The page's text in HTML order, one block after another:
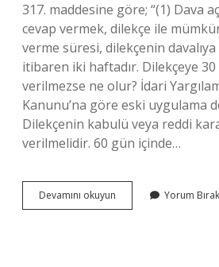
317. maddesine göre; “(1) Dava
cevap vermek, dilekçe ile
verme süresi, dilekçenin
itibaren iki haftadır. Dilekçeye
verilmezse ne olur? İdari
Kanunu’na göre eski uygulama
Dilekçenin kabulü veya reddi
verilmelidir. 60 gün içinde…
Devamını okuyun
Dilekçeye
Yorum Bırak